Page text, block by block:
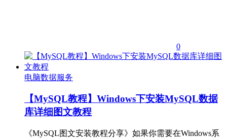
0
电脑数据服务
【MySQL教程】Windows下安装MySQL数据
库详细图文教程
《MySQL图文安装教程分享》如果你需要在Windows系